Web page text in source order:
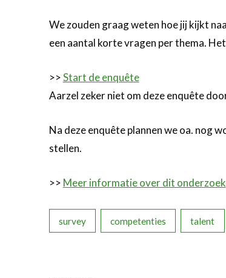
We zouden graag weten hoe jij kijkt
een aantal korte vragen per thema.
>>Start de enquête
Aarzel zeker niet om deze enquête
Na deze enquête plannen we oa. nog
stellen.
>> Meer informatie over dit onderzoek
survey competenties talent